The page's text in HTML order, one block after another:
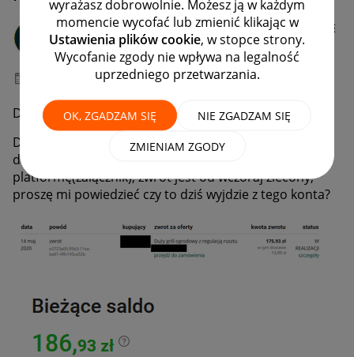
wyrażasz dobrowolnie. Możesz ją w każdym
momencie wycofać lub zmienić klikając w
Ustawienia plików cookie, w stopce strony.
Wycofanie zgody nie wpływa na legalność
uprzedniego przetwarzania.
OK, ZGADZAM SIĘ NIE ZGADZAM SIĘ
ZMIENIAM ZGODY
eMadox_pl
#7 Wielbiciel
07:56
Dzień dobry,
Dzisiaj musi się zrealizować wypłata środków z allegro
do mojego klienta, wpłaciłem środki na
platformę(załącznik), zwrot jest od wczoraj zlecony,
proszę mi powiedzieć czy to dziś wyjdzie z tego konta?